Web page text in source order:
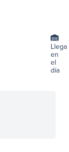
Llega
en
el
día